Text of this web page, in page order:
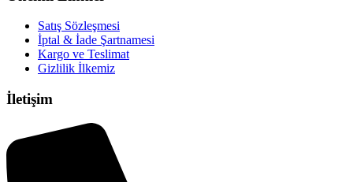
Satış Sözleşmesi
İptal & İade Şartnamesi
Kargo ve Teslimat
Gizlilik İlkemiz
İletişim